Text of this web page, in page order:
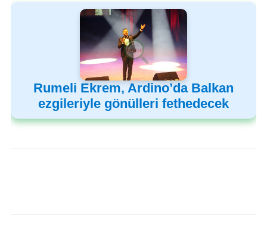
Rumeli Ekrem, Ardino’da Balkan
ezgileriyle gönülleri fethedecek